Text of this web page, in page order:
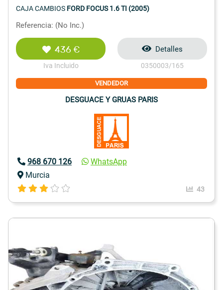
CAJA CAMBIOS FORD FOCUS 1.6 TI (2005)
Referencia: (No Inc.)
436 €
Iva Incluido
Detalles
0350003/165
VENDEDOR
DESGUACE Y GRUAS PARIS
968 670 126
WhatsApp
Murcia
43